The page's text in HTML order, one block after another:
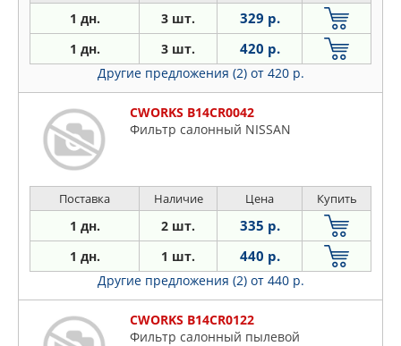
1 дн. 3 шт. 329 р.
1 дн. 3 шт. 420 р.
Другие предложения (2) от 420 р.
CWORKS B14CR0042
Фильтр салонный NISSAN
Поставка Наличие Цена Купить
1 дн. 2 шт. 335 р.
1 дн. 1 шт. 440 р.
Другие предложения (2) от 440 р.
CWORKS B14CR0122
Фильтр салонный пылевой